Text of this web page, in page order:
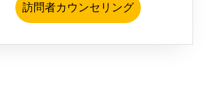
訪問者カウンセリング